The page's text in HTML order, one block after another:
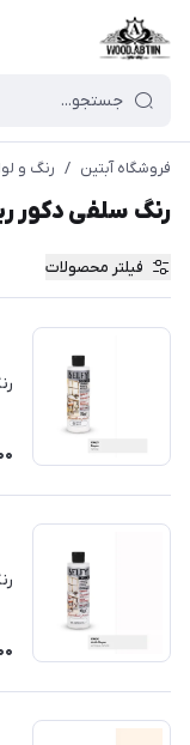
فروشگاه آبتین / رنگ و
رنگ سلفی دكور
فیلتر محصولات